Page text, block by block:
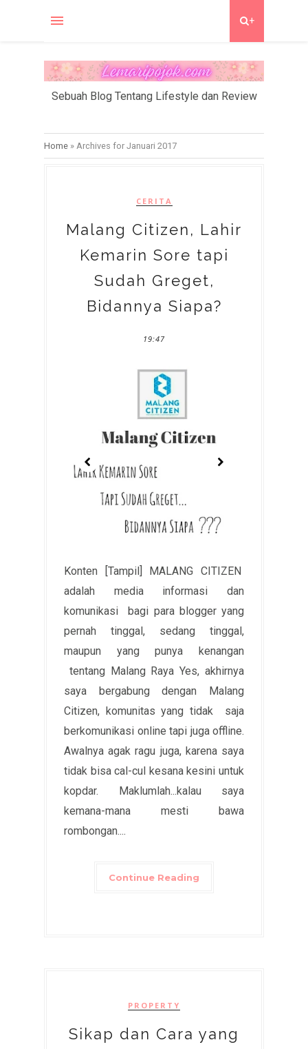
+
Sebuah Blog Tentang Lifestyle dan Review
Home » Archives for Januari 2017
CERITA
Malang Citizen, Lahir
Kemarin Sore tapi
Sudah Greget,
Bidannya Siapa?
19:47
Konten [Tampil] MALANG CITIZEN
adalah media informasi dan
komunikasi bagi para blogger yang
pernah tinggal, sedang tinggal,
maupun yang punya kenangan
tentang Malang Raya Yes, akhirnya
saya bergabung dengan Malang
Citizen, komunitas yang tidak saja
berkomunikasi online tapi juga offline.
Awalnya agak ragu juga, karena saya
tidak bisa cal-cul kesana kesini untuk
kopdar. Maklumlah...kalau saya
kemana-mana mesti bawa
rombongan....
Continue Reading
PROPERTY
Sikap dan Cara yang